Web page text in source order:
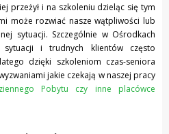
przeżył i na szkoleniu dzieląc się tym
może rozwiać nasze wątpliwości lub
sytuacji. Szczególnie w Ośrodkach
sytuacji i trudnych klientów często
dzięki szkoleniom czas-seniora
jakie czekają w naszej pracy
Pobytu czy inne placówce